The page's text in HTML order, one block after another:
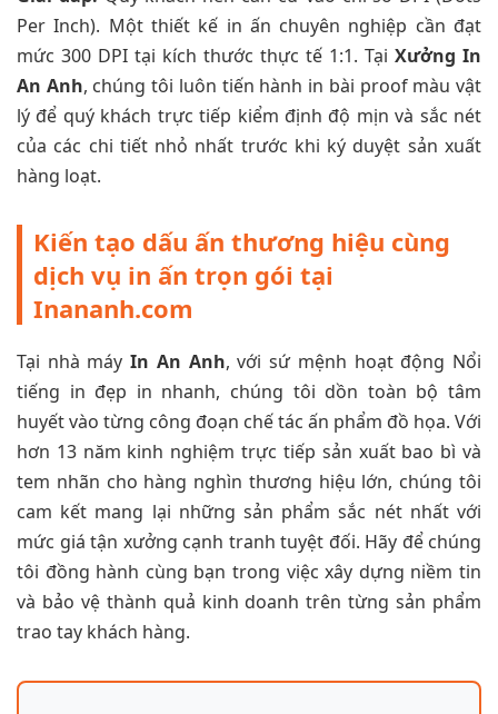
Per Inch). Một thiết kế in ấn chuyên nghiệp cần đạt
mức 300 DPI tại kích thước thực tế 1:1. Tại Xưởng In
An Anh, chúng tôi luôn tiến hành in bài proof màu vật
lý để quý khách trực tiếp kiểm định độ mịn và sắc nét
của các chi tiết nhỏ nhất trước khi ký duyệt sản xuất
hàng loạt.
Kiến tạo dấu ấn thương hiệu cùng
dịch vụ in ấn trọn gói tại
Inananh.com
Tại nhà máyIn An Anh, với sứ mệnh hoạt động Nổi
tiếng in đẹp in nhanh, chúng tôi dồn toàn bộ tâm
huyết vào từng công đoạn chế tác ấn phẩm đồ họa. Với
hơn 13 năm kinh nghiệm trực tiếp sản xuất bao bì và
tem nhãn cho hàng nghìn thương hiệu lớn, chúng tôi
cam kết mang lại những sản phẩm sắc nét nhất với
mức giá tận xưởng cạnh tranh tuyệt đối. Hãy để chúng
tôi đồng hành cùng bạn trong việc xây dựng niềm tin
và bảo vệ thành quả kinh doanh trên từng sản phẩm
trao tay khách hàng.